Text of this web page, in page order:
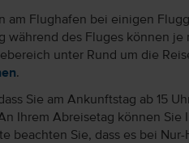
am Flughafen bei einigen
des Fluges können je
unter Rund um die
.
Sie am Ankunftstag ab 15
Ihrem Abreisetag können Sie
beachten Sie, dass es bei